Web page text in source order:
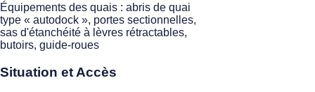
Équipements des quais : abris de quai
type « autodock », portes sectionnelles,
sas d'étanchéité à lèvres rétractables,
butoirs, guide-roues
Situation et Accès